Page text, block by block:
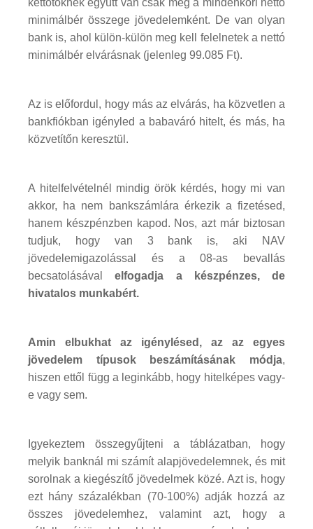
minimálbér összege jövedelemként. De van olyan
bank is, ahol külön-külön meg kell felelnetek a nettó
minimálbér elvárásnak (jelenleg 99.085 Ft).
Az is előfordul, hogy más az elvárás, ha közvetlen a
bankfiókban igényled a babaváró hitelt, és más, ha
közvetítőn keresztül.
A hitelfelvételnél mindig örök kérdés, hogy mi van
akkor, ha nem bankszámlára érkezik a fizetésed,
hanem készpénzben kapod. Nos, azt már biztosan
tudjuk, hogy van 3 bank is, aki NAV
jövedelemigazolással és a 08-as bevallás
becsatolásávalelfogadja a készpénzes, de
hivatalos munkabért.
Amin elbukhat az igénylésed, az az egyes
jövedelem típusok beszámításának módja,
hiszen ettől függ a leginkább, hogy hitelképes vagy-
e vagy sem.
Igyekeztem összegyűjteni a táblázatban, hogy
melyik banknál mi számít alapjövedelemnek, és mit
sorolnak a kiegészítő jövedelmek közé. Azt is, hogy
ezt hány százalékban (70-100%) adják hozzá az
összes jövedelemhez, valamint azt, hogy a